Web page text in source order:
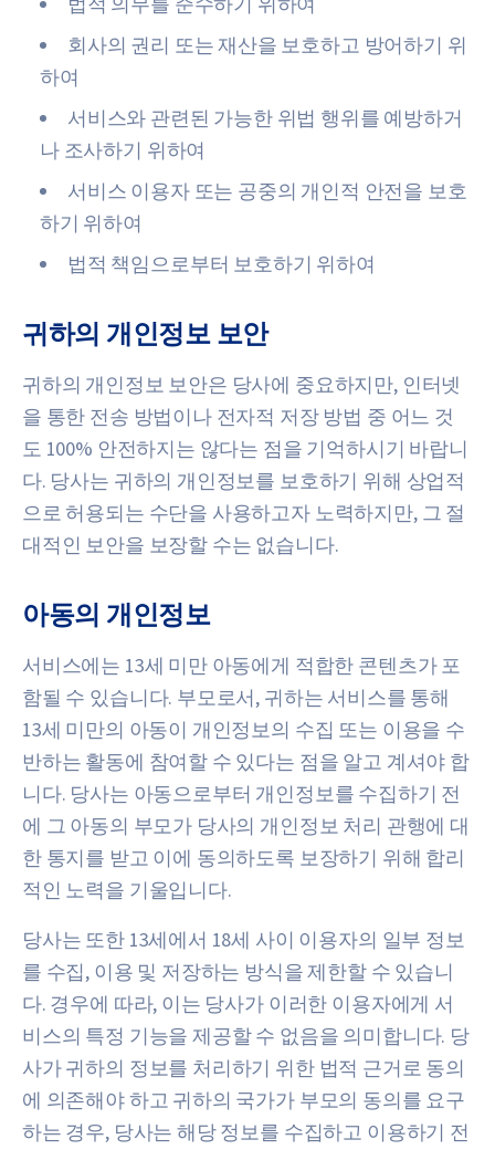
회사의 권리 또는 재산을 보호하고 방어하기 위
하여
서비스와 관련된 가능한 위법 행위를 예방하거
나 조사하기 위하여
서비스 이용자 또는 공중의 개인적 안전을 보호
하기 위하여
법적 책임으로부터 보호하기 위하여
귀하의 개인정보 보안
귀하의 개인정보 보안은 당사에 중요하지만, 인터넷
을 통한 전송 방법이나 전자적 저장 방법 중 어느 것
도 100% 안전하지는 않다는 점을 기억하시기 바랍니
다. 당사는 귀하의 개인정보를 보호하기 위해 상업적
으로 허용되는 수단을 사용하고자 노력하지만, 그 절
대적인 보안을 보장할 수는 없습니다.
아동의 개인정보
서비스에는 13세 미만 아동에게 적합한 콘텐츠가 포
함될 수 있습니다. 부모로서, 귀하는 서비스를 통해
13세 미만의 아동이 개인정보의 수집 또는 이용을 수
반하는 활동에 참여할 수 있다는 점을 알고 계셔야 합
니다. 당사는 아동으로부터 개인정보를 수집하기 전
에 그 아동의 부모가 당사의 개인정보 처리 관행에 대
한 통지를 받고 이에 동의하도록 보장하기 위해 합리
적인 노력을 기울입니다.
당사는 또한 13세에서 18세 사이 이용자의 일부 정보
를 수집, 이용 및 저장하는 방식을 제한할 수 있습니
다. 경우에 따라, 이는 당사가 이러한 이용자에게 서
비스의 특정 기능을 제공할 수 없음을 의미합니다. 당
사가 귀하의 정보를 처리하기 위한 법적 근거로 동의
에 의존해야 하고 귀하의 국가가 부모의 동의를 요구
하는 경우, 당사는 해당 정보를 수집하고 이용하기 전